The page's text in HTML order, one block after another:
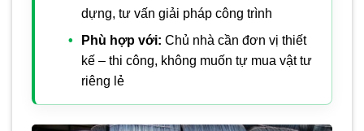
dựng, tư vấn giải pháp công trình
Phù hợp với: Chủ nhà cần đơn vị thiết
kế – thi công, không muốn tự mua vật tư
riêng lẻ